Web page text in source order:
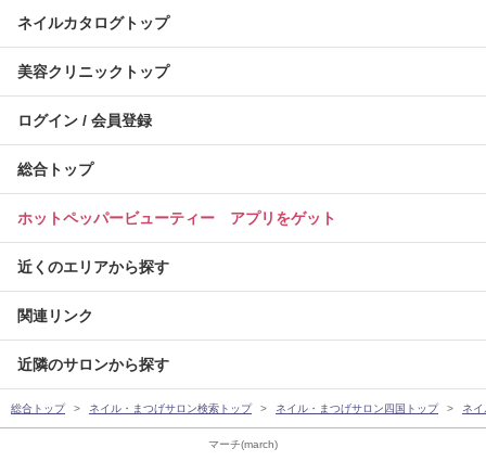
マーチ(march)
ネイルカタログトップ
美容クリニックトップ
ログイン / 会員登録
総合トップ
ホットペッパービューティー アプリをゲット
近くのエリアから探す
関連リンク
近隣のサロンから探す
総合トップ ネイル・まつげサロン検索トップ ネイル・まつげサロン四国トップ ネ